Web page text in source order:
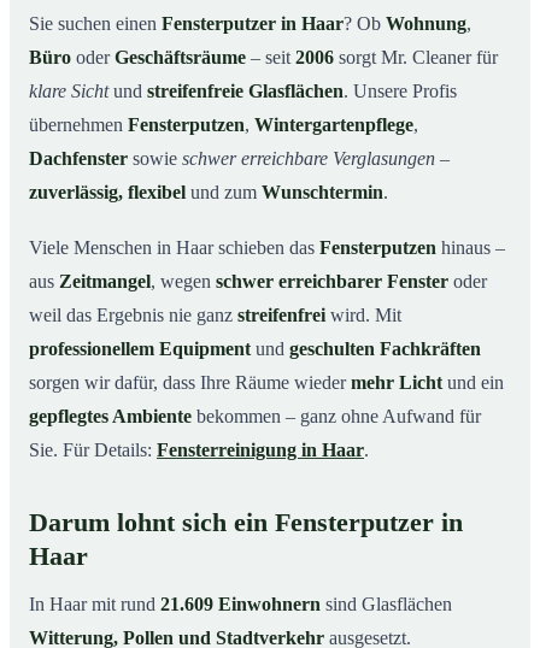
03Unsere Leistungen im Überblick
04Warum Mr. Cleaner in Haar?
05So funktioniert’s
07Jetzt kostenloses Angebot einholen
Einsatz
Sie suchen einen Fensterputzer in Haar? Ob Wohnung,
Büro oderGeschäftsräume – seit 2006 sorgt Mr. Cleaner für
klare Sichtund streifenfreie Glasflächen. Unsere Profis
übernehmen Fensterputzen, Wintergartenpflege,
Dachfenster sowie schwer erreichbare Verglasungen –
zuverlässig, flexibel und zum Wunschtermin.
Viele Menschen in Haar schieben das Fensterputzen hinaus –
aus Zeitmangel, wegen schwer erreichbarer Fenster oder
weil das Ergebnis nie ganz streifenfrei wird. Mit
professionellem Equipment und geschulten Fachkräften
sorgen wir dafür, dass Ihre Räume wiedermehr Licht und ein
gepflegtes Ambiente bekommen – ganz ohne Aufwand für
Sie. Für Details: Fensterreinigung in Haar.
Darum lohnt sich ein Fensterputzer in
Haar
In Haar mit rund 21.609 Einwohnern sind Glasflächen
Witterung, Pollen und Stadtverkehr ausgesetzt.